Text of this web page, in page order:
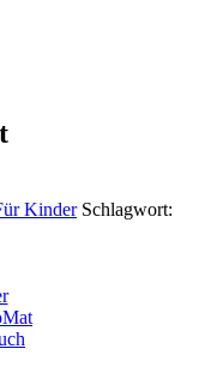
Kinder Schlagwort: